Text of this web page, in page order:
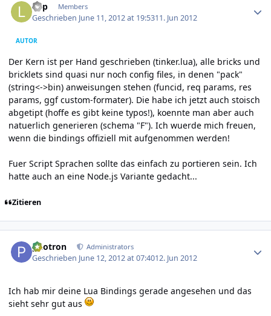
lipp Members
Geschrieben June 11, 2012 at 19:5311. Jun 2012
AUTOR
Der Kern ist per Hand geschrieben (tinker.lua), alle bricks und
bricklets sind quasi nur noch config files, in denen "pack"
(string<->bin) anweisungen stehen (funcid, req params, res
params, ggf custom-formater). Die habe ich jetzt auch stoisch
abgetipt (hoffe es gibt keine typos!), koennte man aber auch
natuerlich generieren (schema "F"). Ich wuerde mich freuen,
wenn die bindings offiziell mit aufgenommen werden!
Fuer Script Sprachen sollte das einfach zu portieren sein. Ich
hatte auch an eine Node.js Variante gedacht...
Zitieren
photron Administrators
Geschrieben June 12, 2012 at 07:4012. Jun 2012
Ich hab mir deine Lua Bindings gerade angesehen und das
sieht sehr gut aus